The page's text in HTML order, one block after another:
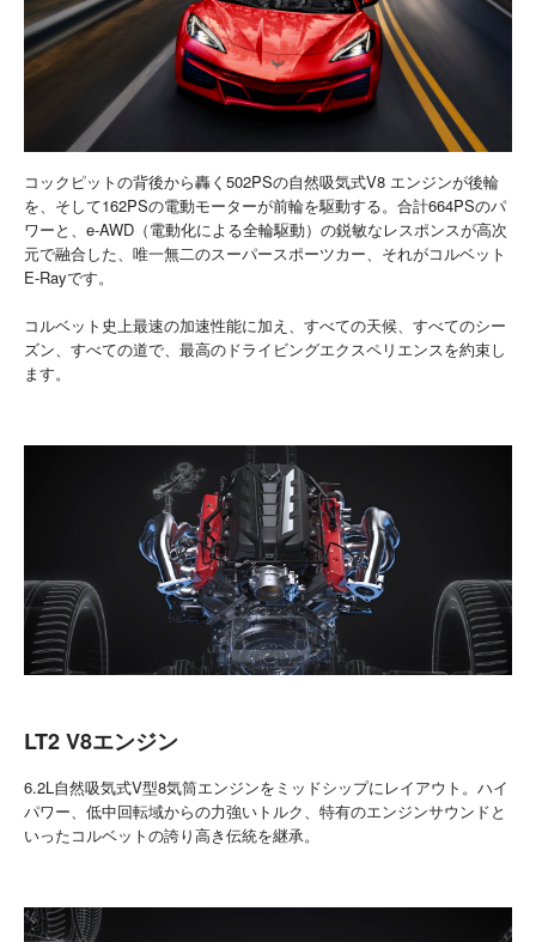
コックピットの背後から轟く502PSの自然吸気式V8 エンジンが後輪
を、そして162PSの電動モーターが前輪を駆動する。合計664PSのパ
ワーと、e-AWD（電動化による全輪駆動）の鋭敏なレスポンスが高次
元で融合した、唯一無二のスーパースポーツカー、それがコルベット
E-Rayです。
コルベット史上最速の加速性能に加え、すべての天候、すべてのシー
ズン、すべての道で、最高のドライビングエクスペリエンスを約束し
ます。
LT2 V8エンジン
6.2L自然吸気式V型8気筒エンジンをミッドシップにレイアウト。ハイ
パワー、低中回転域からの力強いトルク、特有のエンジンサウンドと
いったコルベットの誇り高き伝統を継承。